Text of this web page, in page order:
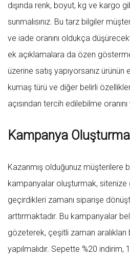
dışında renk, boyut, kg ve kargo
sunmalısınız. Bu tarz bilgiler
ve iade oranını oldukça
ek açıklamalara da özen
üzerine satış yapıyorsanız ürünün
kumaş türü ve diğer belirli
açısından tercih edilebilme
Kampanya Oluşturma
Kazanmış olduğunuz müşterilere
kampanyalar oluşturmak, sitenize
geçirdikleri zamanı siparişe
arttırmaktadır. Bu kampanyalar
gözeterek, çeşitli zaman aralıkları
yapılmalıdır. Sepette %20